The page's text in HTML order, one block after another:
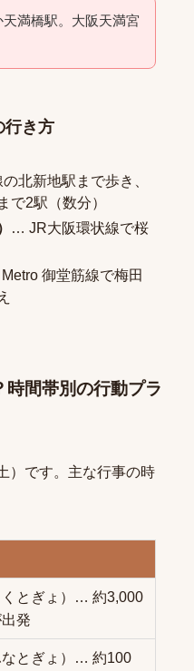
満橋駅。大阪天満宮
行き方
北新地駅まで歩き、
で2駅（数分）
… JR大阪環状線で桜
御堂筋線で梅田
間帯別の行動プラ
）です。主な行事の時
くとぎょ）… 約3,000
発
なとぎょ）… 約100